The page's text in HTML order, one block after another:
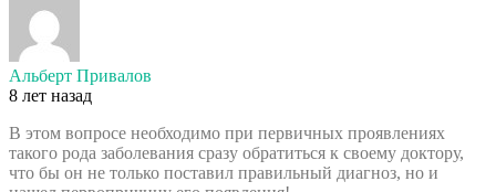
Альберт Привалов
8 лет назад
В этом вопросе необходимо при первичных проявлениях
такого рода заболевания сразу обратиться к своему доктору,
что бы он не только поставил правильный диагноз, но и